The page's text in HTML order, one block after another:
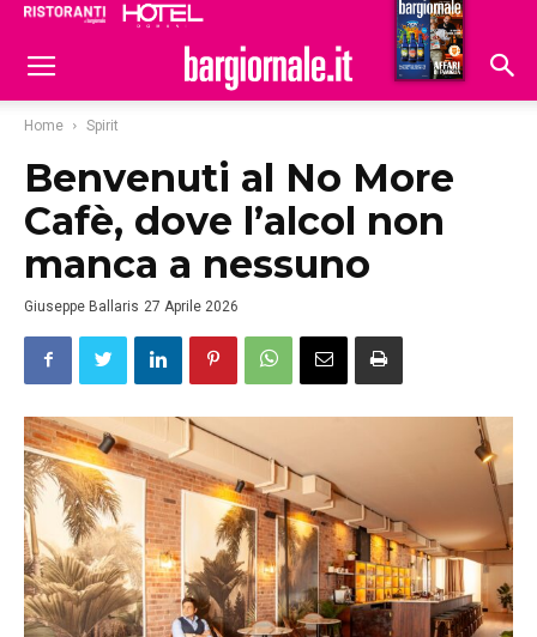
Hoteldomani
Home Spirit
Benvenuti al No More
Cafè, dove l’alcol non
manca a nessuno
Giuseppe Ballaris 27 Aprile 2026